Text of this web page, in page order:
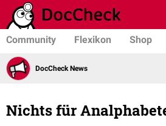
Community Flexikon Shop
DocCheck News
Nichts für